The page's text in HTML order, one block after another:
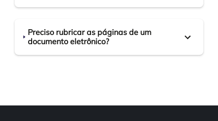
Preciso rubricar as páginas de um
documento eletrônico?